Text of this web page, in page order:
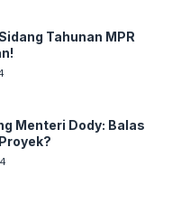
Tahunan MPR
Menteri Dody: Balas